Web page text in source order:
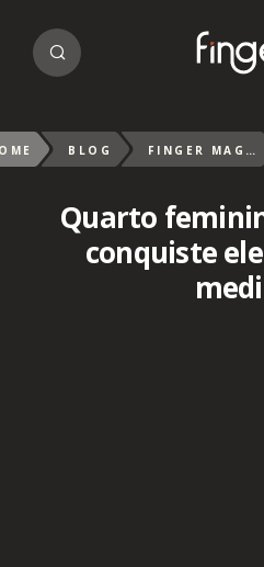
BLOG FINGER MAGAZIN
Quarto
conquiste